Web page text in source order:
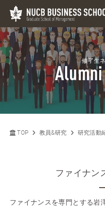
修了生
TOP 教員&研究 研究活動
ファイナン
ファイナンスを専門とする岩